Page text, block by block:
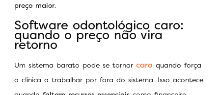
preço maior.
Software odontológico caro:
quando o preço não vira
retorno
Um sistema barato pode se tornar caro quando força
a clínica a trabalhar por fora do sistema. Isso acontece